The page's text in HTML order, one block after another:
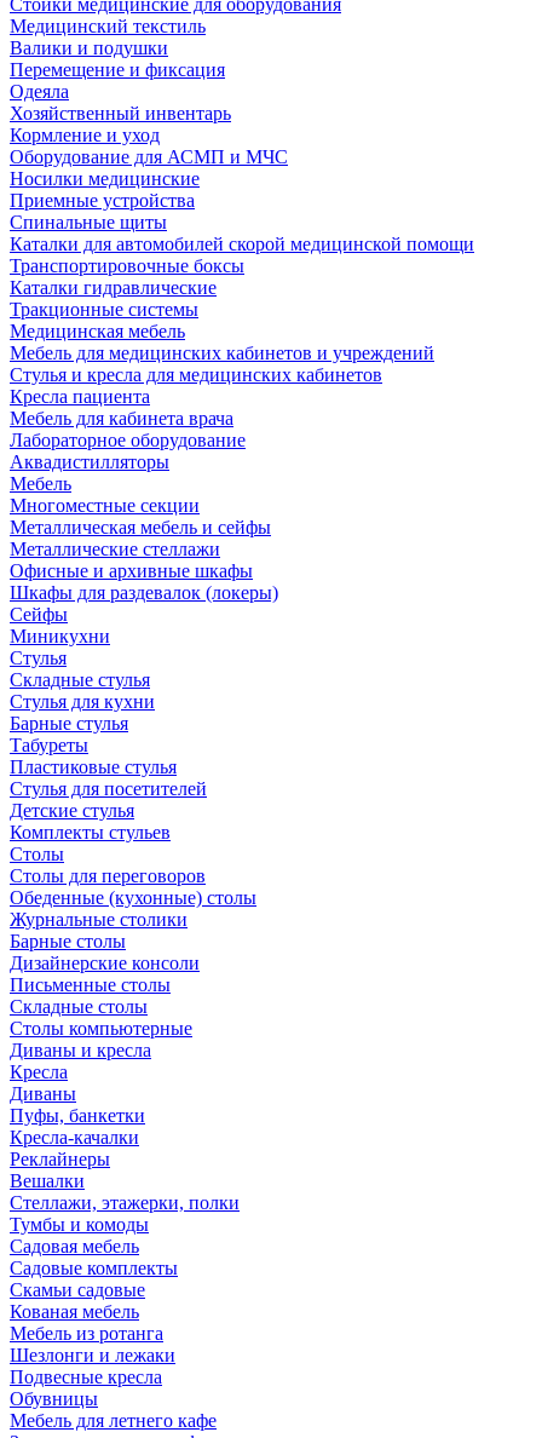
Стойки медицинские для оборудования
Медицинский текстиль
Валики и подушки
Перемещение и фиксация
Одеяла
Хозяйственный инвентарь
Кормление и уход
Оборудование для АСМП и МЧС
Носилки медицинские
Приемные устройства
Спинальные щиты
Каталки для автомобилей скорой медицинской помощи
Транспортировочные боксы
Каталки гидравлические
Тракционные системы
Медицинская мебель
Мебель для медицинских кабинетов и учреждений
Стулья и кресла для медицинских кабинетов
Кресла пациента
Мебель для кабинета врача
Лабораторное оборудование
Аквадистилляторы
Мебель
Многоместные секции
Металлическая мебель и сейфы
Металлические стеллажи
Офисные и архивные шкафы
Шкафы для раздевалок (локеры)
Сейфы
Миникухни
Стулья
Складные стулья
Стулья для кухни
Барные стулья
Табуреты
Пластиковые стулья
Стулья для посетителей
Детские стулья
Комплекты стульев
Столы
Столы для переговоров
Обеденные (кухонные) столы
Журнальные столики
Барные столы
Дизайнерские консоли
Письменные столы
Складные столы
Столы компьютерные
Диваны и кресла
Кресла
Диваны
Пуфы, банкетки
Кресла-качалки
Реклайнеры
Вешалки
Стеллажи, этажерки, полки
Тумбы и комоды
Садовая мебель
Садовые комплекты
Скамьи садовые
Кованая мебель
Мебель из ротанга
Шезлонги и лежаки
Подвесные кресла
Обувницы
Мебель для летнего кафе